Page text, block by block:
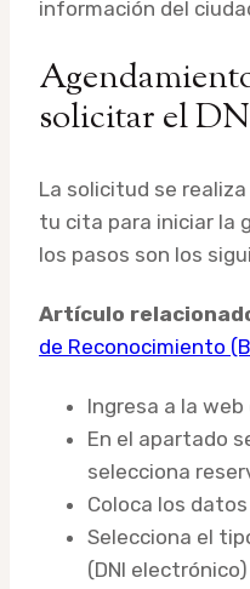
información del
solicitar el
La solicitud se
tu cita para iniciar la
los pasos son los
Artículo
de Reconocimiento
Ingresa a la web
En el apartado
selecciona
Coloca los
Selecciona el
(DNI